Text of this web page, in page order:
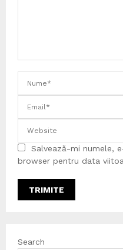
Salvează-mi numele,
browser pentru data
Search